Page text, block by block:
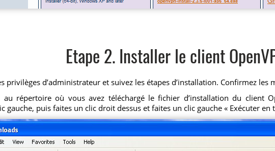
Etape 2. Installer le client
privilèges d’administrateur et suivez les étapes d’installation. Confirmez les
répertoire où vous avez téléchargé le fichier d’installation du client
gauche, puis faites un clic droit dessus et faites un clic gauche « Exécuter en